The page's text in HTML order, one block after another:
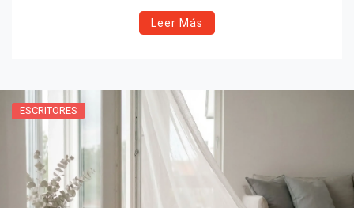
proteger la información de los votantes, prevenir actos
de intimidación y establecer protocolos claros ante
Leer Más
ESCRITORES